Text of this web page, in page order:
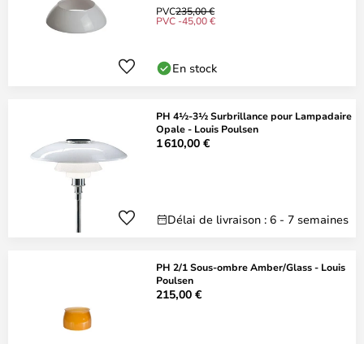
PVC235,00 €
PVC -45,00 €
En stock
PH 4½-3½ Surbrillance pour Lampadaire
Opale - Louis Poulsen
1 610,00 €
Délai de livraison : 6 - 7 semaines
PH 2/1 Sous-ombre Amber/Glass - Louis
Poulsen
215,00 €